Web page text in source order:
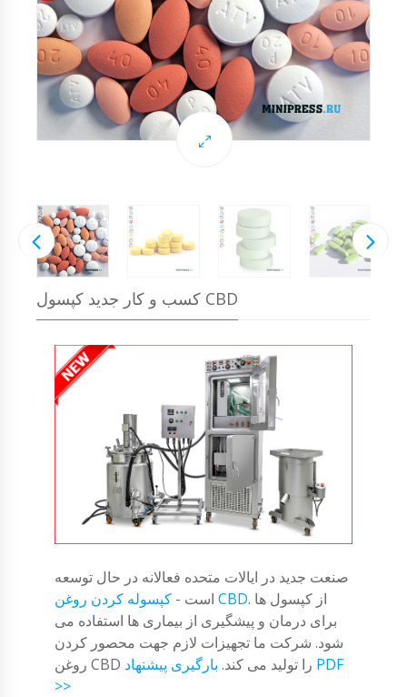
کسب و کار جدید کپسول CBD
صنعت جدید در ایالات متحده فعالانه در حال توسعه
است - کپسوله کردن روغن CBD. از کپسول ها
برای درمان و پیشگیری از بیماری ها استفاده می
شود. شرکت ما تجهیزات لازم جهت محصور کردن
روغن CBD را تولید می کند. بارگیری پیشنهاد PDF
>>